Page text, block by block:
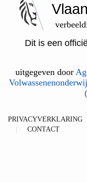
Dit is een
uitgegeven door
PRIVACYVERKLARING
CONTACT